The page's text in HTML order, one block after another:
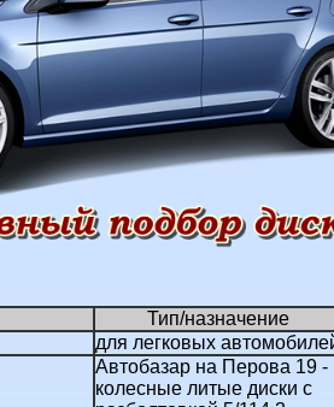
Тип/назначение
для легковых
Автобазар на Перова 19 -
колесные литые диски с